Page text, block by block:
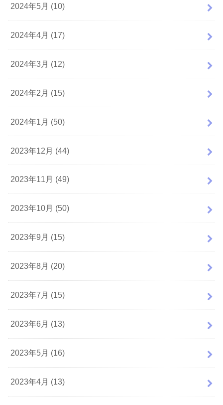
2024年5月 (10)
2024年4月 (17)
2024年3月 (12)
2024年2月 (15)
2024年1月 (50)
2023年12月 (44)
2023年11月 (49)
2023年10月 (50)
2023年9月 (15)
2023年8月 (20)
2023年7月 (15)
2023年6月 (13)
2023年5月 (16)
2023年4月 (13)